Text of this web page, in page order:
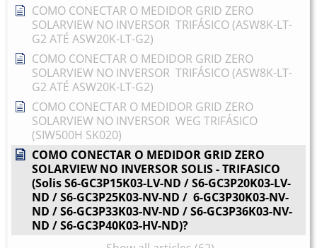
COMO CONECTAR O MEDIDOR GRID ZERO
SOLARVIEW NO INVERSOR TRIFÁSICO (ASW8K-LT-
G2 ATÉ ASW20K-LT-G2)
COMO CONECTAR O MEDIDOR GRID ZERO
SOLARVIEW NO INVERSOR TRIFÁSICO (ASW8K-LT-
G2 ATÉ ASW20K-LT-G2)
COMO CONECTAR O MEDIDOR GRID ZERO
SOLARVIEW NO INVERSOR WEG TRIFÁSICO
(SIW500H SK020)
COMO CONECTAR O MEDIDOR GRID ZERO
SOLARVIEW NO INVERSOR SOLIS - TRIFASICO
(Solis S6-GC3P15K03-LV-ND / S6-GC3P20K03-LV-
ND / S6-GC3P25K03-NV-ND / 6-GC3P30K03-NV-
ND / S6-GC3P33K03-NV-ND / S6-GC3P36K03-NV-
ND / S6-GC3P40K03-HV-ND)?